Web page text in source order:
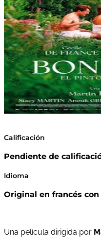
Calificación
Pendiente de
Idioma
Original en francés
Una película dirigida por